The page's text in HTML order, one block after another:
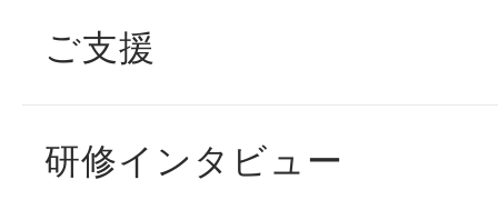
ご支援
研修インタビュー